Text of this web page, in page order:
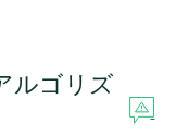
ルゴリズ